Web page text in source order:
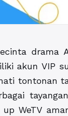
drama
akun VIP
tontonan
WeTV